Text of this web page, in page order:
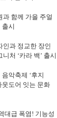
과 함께 가을 주얼
출시
인과 정교한 장인
처 ‘카라 백’ 출시
악축제 ‘후지
웃도어 잇는 문화
대급 폭염! 기능성